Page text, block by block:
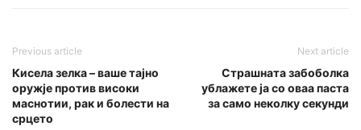
Previous article
Кисела зелка – ваше тајно
оружје против високи
маснотии, рак и болести на
срцето
Next article
Страшната забоболка
ублажете ја со оваа паста
за само неколку секунди